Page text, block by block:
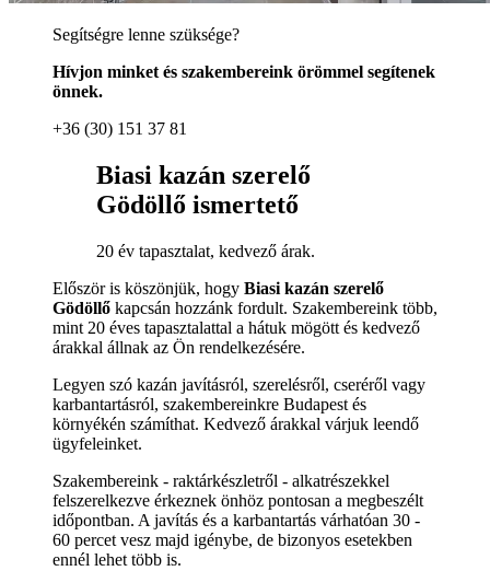
Segítségre lenne szüksége?
Hívjon minket és szakembereink örömmel segítenek
önnek.
+36 (30) 151 37 81
Biasi kazán szerelő
Gödöllő ismertető
20 év tapasztalat, kedvező árak.
Először is köszönjük, hogy Biasi kazán szerelő
Gödöllő kapcsán hozzánk fordult. Szakembereink több,
mint 20 éves tapasztalattal a hátuk mögött és kedvező
árakkal állnak az Ön rendelkezésére.
Legyen szó kazán javításról, szerelésről, cseréről vagy
karbantartásról, szakembereinkre Budapest és
környékén számíthat. Kedvező árakkal várjuk leendő
ügyfeleinket.
Szakembereink - raktárkészletről - alkatrészekkel
felszerelkezve érkeznek önhöz pontosan a megbeszélt
időpontban. A javítás és a karbantartás várhatóan 30 -
60 percet vesz majd igénybe, de bizonyos esetekben
ennél lehet több is.